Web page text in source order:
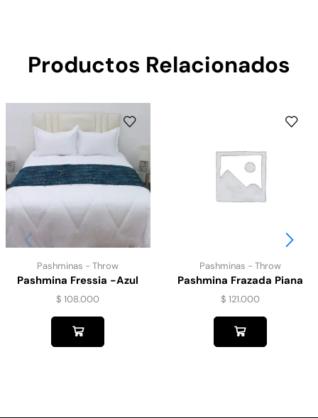
Productos Relacionados
Pashminas - Throw
Pashmina Fressia -Azul
$ 108.000
Pashminas - Throw
Pashmina Frazada Piana
$ 121.000